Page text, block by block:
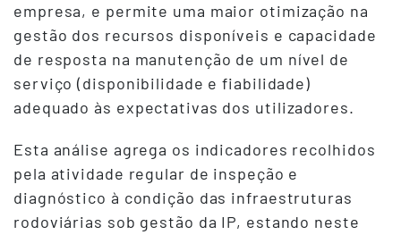
empresa, e permite uma maior otimização na
gestão dos recursos disponíveis e capacidade
de resposta na manutenção de um nível de
serviço (disponibilidade e fiabilidade)
adequado às expectativas dos utilizadores.
Esta análise agrega os indicadores recolhidos
pela atividade regular de inspeção e
diagnóstico à condição das infraestruturas
rodoviárias sob gestão da IP, estando neste